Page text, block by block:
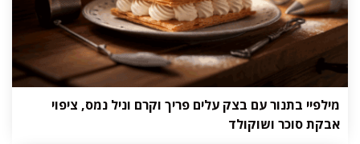
מילפיי בתנור עם בצק עלים פריך וקרם וניל נמס, ציפוי
אבקת סוכר ושוקולד